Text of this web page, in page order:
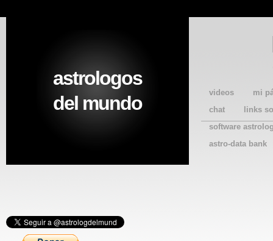
videos
mi
chat
links
software
astro-data bank
astrologos
del mundo